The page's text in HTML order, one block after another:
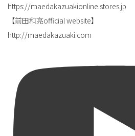
https://maedakazuakionline.stores.jp
【前田和亮official website】
http://maedakazuaki.com